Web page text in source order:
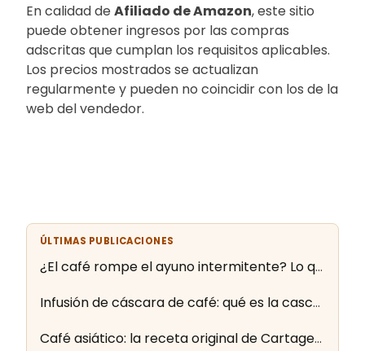
En calidad de Afiliado de Amazon, este sitio
puede obtener ingresos por las compras
adscritas que cumplan los requisitos aplicables.
Los precios mostrados se actualizan
regularmente y pueden no coincidir con los de la
web del vendedor.
ÚLTIMAS PUBLICACIONES
¿El café rompe el ayuno intermitente? Lo que dice la evidencia
Infusión de cáscara de café: qué es la cascara y cómo se prepara
Café asiático: la receta original de Cartagena paso a paso